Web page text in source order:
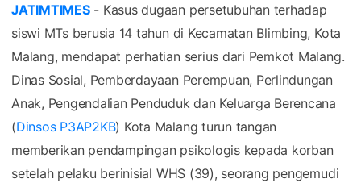
JATIMTIMES- Kasus dugaan persetubuhan terhadap
siswi MTs berusia 14 tahun di Kecamatan Blimbing, Kota
Malang, mendapat perhatian serius dari Pemkot Malang.
Dinas Sosial, Pemberdayaan Perempuan, Perlindungan
Anak, Pengendalian Penduduk dan Keluarga Berencana
(Dinsos P3AP2KB) Kota Malang turun tangan
memberikan pendampingan psikologis kepada korban
setelah pelaku berinisial WHS (39), seorang pengemudi